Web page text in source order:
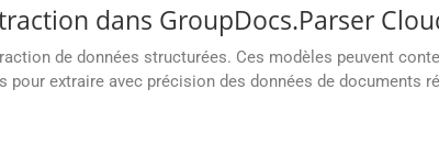
dans GroupDocs.Parser
de données structurées. Ces modèles peuvent
extraire avec précision des données de documents